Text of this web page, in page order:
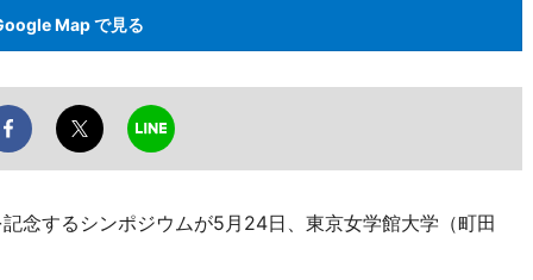
Map で見る
念するシンポジウムが5月24日、東京女学館大学（町田